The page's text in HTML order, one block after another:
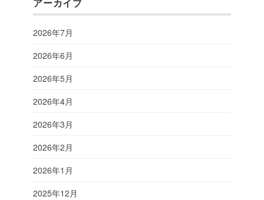
アーカイブ
2026年7月
2026年6月
2026年5月
2026年4月
2026年3月
2026年2月
2026年1月
2025年12月